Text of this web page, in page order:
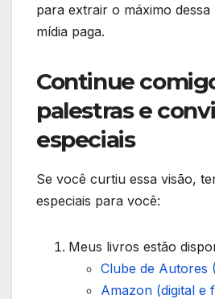
para extrair o máximo
mídia paga.
Continue
palestras e
especiais
Se você curtiu essa visão,
especiais para você:
Meus livros estão
Clube de Autores
Amazon (digital e